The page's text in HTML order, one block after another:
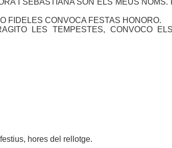
I SEBASTIANA SÓN ELS MEUS NOMS.
FIDELES CONVOCA FESTAS HONORO.
LES TEMPESTES, CONVOCO
hores del rellotge.